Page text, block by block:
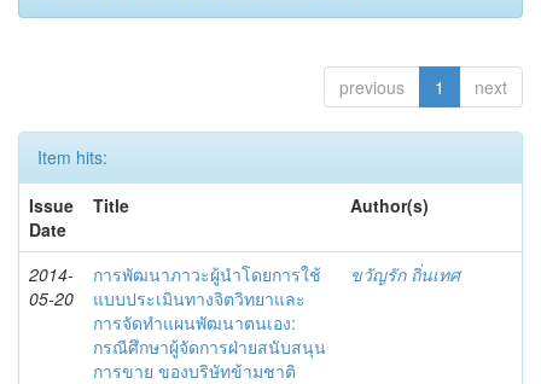
previous 1 next
Item hits:
Issue
Date
Title Author(s)
2014-
05-20
การพัฒนาภาวะผู้นำโดยการใช้
แบบประเมินทางจิตวิทยาและ
การจัดทำแผนพัฒนาตนเอง:
กรณีศึกษาผู้จัดการฝ่ายสนับสนุน
การขาย ของบริษัทข้ามชาติ
ขวัญรัก ถิ่นเทศ